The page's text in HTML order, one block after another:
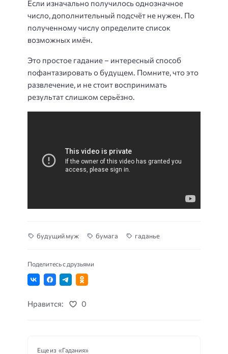
Если изначально получилось однозначное
число, дополнительный подсчёт не нужен. По
полученному числу определите список
возможных имён.
Это простое гадание – интересный способ
пофантазировать о будущем. Помните, что это
развлечение, и не стоит воспринимать
результат слишком серьёзно.
будущий муж бумага гаданье
Поделитесь с друзьями
Нравится: 0
Еще из «Гадания»